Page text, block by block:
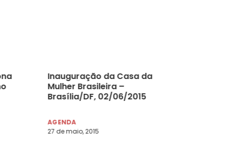
Inauguração da Casa da
Mulher Brasileira –
Brasília/DF, 02/06/2015
AGENDA
27 de maio, 2015